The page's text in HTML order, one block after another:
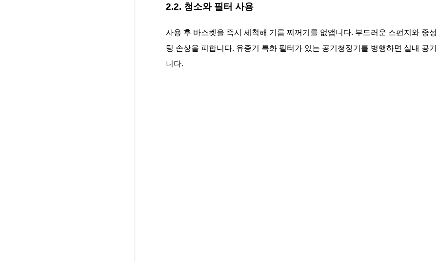
2.2. 청소와 필터 사용
사용 후 바스켓을 즉시 세척해 기름 찌꺼기를 없앱니다. 부드러운 스펀지와 중
팅 손상을 피합니다. 유증기 특화 필터가 있는 공기청정기를 병행하면 실내 공
니다.